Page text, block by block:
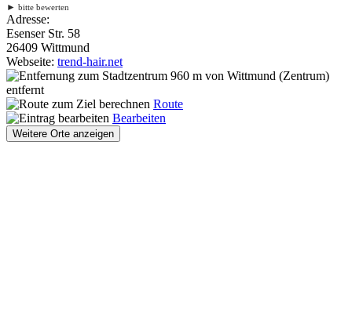
► bitte bewerten
Adresse:
Esenser Str. 58
26409 Wittmund
Webseite: trend-hair.net
960 m von Wittmund (Zentrum)
entfernt
Route
Bearbeiten
Weitere Orte anzeigen